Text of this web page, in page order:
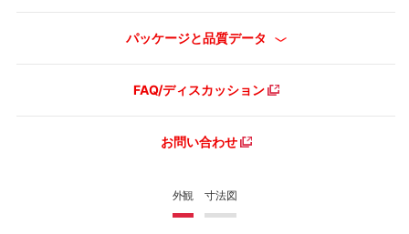
外観 寸法図
パッケージと品質データ
FAQ/ディスカッション
お問い合わせ